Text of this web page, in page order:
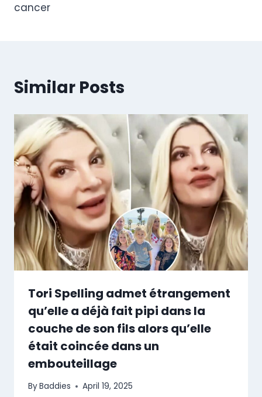
cancer
Similar Posts
Tori Spelling admet étrangement
qu’elle a déjà fait pipi dans la
couche de son fils alors qu’elle
était coincée dans un
embouteillage
ByBaddies April 19, 2025